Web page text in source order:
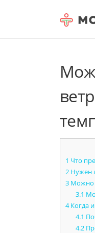
1 Что
2 Нужен
3 Можно
3.1
4Когда
4.1
4.2